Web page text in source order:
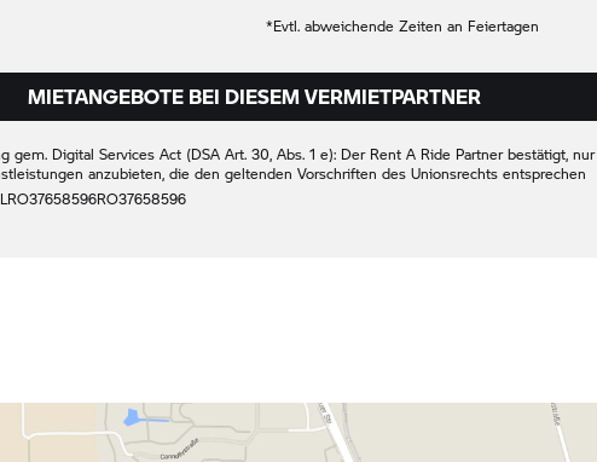
*Evtl. abweichende Zeiten an Feiertagen
MIETANGEBOTE BEI DIESEM VERMIETPARTNER
gem. Digital Services Act (DSA Art. 30, Abs. 1 e): Der Rent A Ride Partner bestätigt, nur
anzubieten, die den geltenden Vorschriften des Unionsrechts entsprechen
RO37658596RO37658596